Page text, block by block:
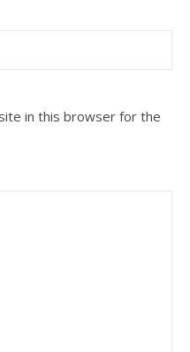
in this browser for the